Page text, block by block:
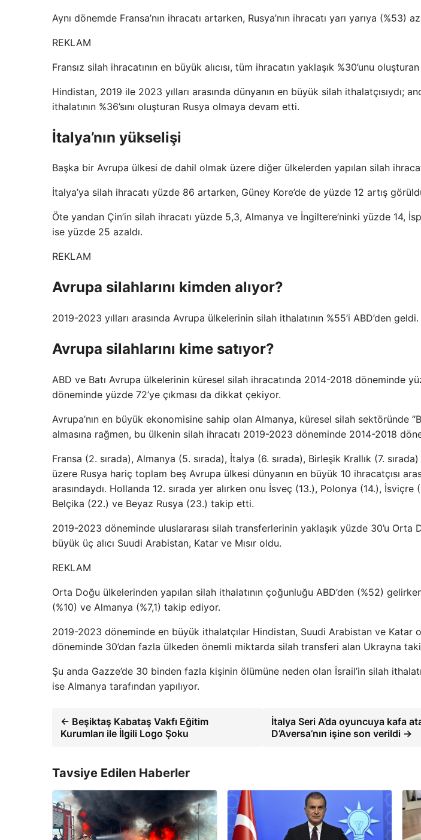
Aynı dönemde Fransa’nın ihracatı artarken, Rusya’nın ihracatı yarı yarıya (%53)
REKLAM
Fransız silah ihracatının en büyük alıcısı, tüm ihracatın yaklaşık %30’unu oluşturan
Hindistan, 2019 ile 2023 yılları arasında dünyanın en büyük silah ithalatçısıydı;
ithalatının %36’sını oluşturan Rusya olmaya devam etti.
İtalya’nın yükselişi
Başka bir Avrupa ülkesi de dahil olmak üzere diğer ülkelerden yapılan silah
İtalya’ya silah ihracatı yüzde 86 artarken, Güney Kore’de de yüzde 12 artış
Öte yandan Çin’in silah ihracatı yüzde 5,3, Almanya ve İngiltere’ninki yüzde 14,
ise yüzde 25 azaldı.
REKLAM
Avrupa silahlarını kimden alıyor?
2019-2023 yılları arasında Avrupa ülkelerinin silah ithalatının %55’i ABD’den geldi.
Avrupa silahlarını kime satıyor?
ABD ve Batı Avrupa ülkelerinin küresel silah ihracatında 2014-2018 döneminde
döneminde yüzde 72’ye çıkması da dikkat çekiyor.
Avrupa’nın en büyük ekonomisine sahip olan Almanya, küresel silah sektöründe
almasına rağmen, bu ülkenin silah ihracatı 2019-2023 döneminde 2014-2018
Fransa (2. sırada), Almanya (5. sırada), İtalya (6. sırada), Birleşik Krallık (7.
üzere Rusya hariç toplam beş Avrupa ülkesi dünyanın en büyük 10 ihracatçısı
arasındaydı. Hollanda 12. sırada yer alırken onu İsveç (13.), Polonya (14.), İsviçre
Belçika (22.) ve Beyaz Rusya (23.) takip etti.
2019-2023 döneminde uluslararası silah transferlerinin yaklaşık yüzde 30’u Orta
büyük üç alıcı Suudi Arabistan, Katar ve Mısır oldu.
REKLAM
Orta Doğu ülkelerinden yapılan silah ithalatının çoğunluğu ABD’den (%52)
(%10) ve Almanya (%7,1) takip ediyor.
2019-2023 döneminde en büyük ithalatçılar Hindistan, Suudi Arabistan ve Katar
döneminde 30’dan fazla ülkeden önemli miktarda silah transferi alan Ukrayna
Şu anda Gazze’de 30 binden fazla kişinin ölümüne neden olan İsrail’in silah
ise Almanya tarafından yapılıyor.
← Beşiktaş Kabataş Vakfı Eğitim
Kurumları ile İlgili Logo Şoku
İtalya Seri A’da oyuncuya kafa
D’Aversa’nın işine son verildi →
Tavsiye Edilen Haberler